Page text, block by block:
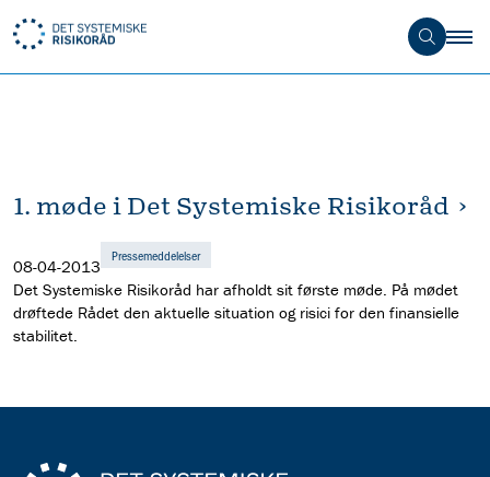
1. møde i Det Systemiske Risikoråd
08-04-2013
Pressemeddelelser
Det Systemiske Risikoråd har afholdt sit første møde. På mødet
drøftede Rådet den aktuelle situation og risici for den finansielle
stabilitet.